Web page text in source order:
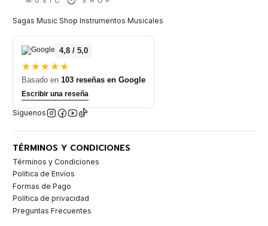
Sagas Music Shop Instrumentos Musicales
4,8 / 5,0
★★★★★
Basado en 103 reseñas en Google
Escribir una reseña
Síguenos
TÉRMINOS Y CONDICIONES
Términos y Condiciones
Política de Envíos
Formas de Pago
Política de privacidad
Preguntas Frecuentes